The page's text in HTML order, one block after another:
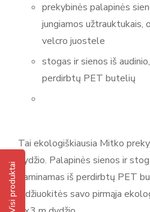
Visi produktai
prekybinės palapinės
jungiamos užtrauktukais,
velcro juostele
stogas ir sienos iš
perdirbtų PET butelių
Tai ekologiškiausia Mitko
dydžio. Palapinės sienos ir
gaminamas iš perdirbtų PET
didžiuokitės savo pirmąja